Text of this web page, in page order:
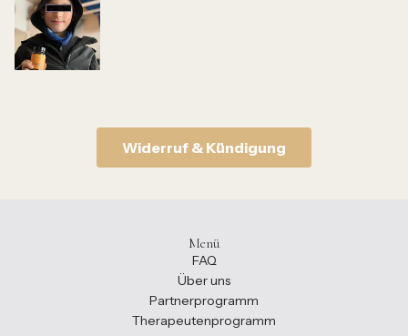
Widerruf & Kündigung
Menü
FAQ
Über uns
Partnerprogramm
Therapeutenprogramm